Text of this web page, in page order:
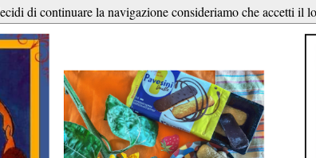
di continuare la navigazione consideriamo che accetti il